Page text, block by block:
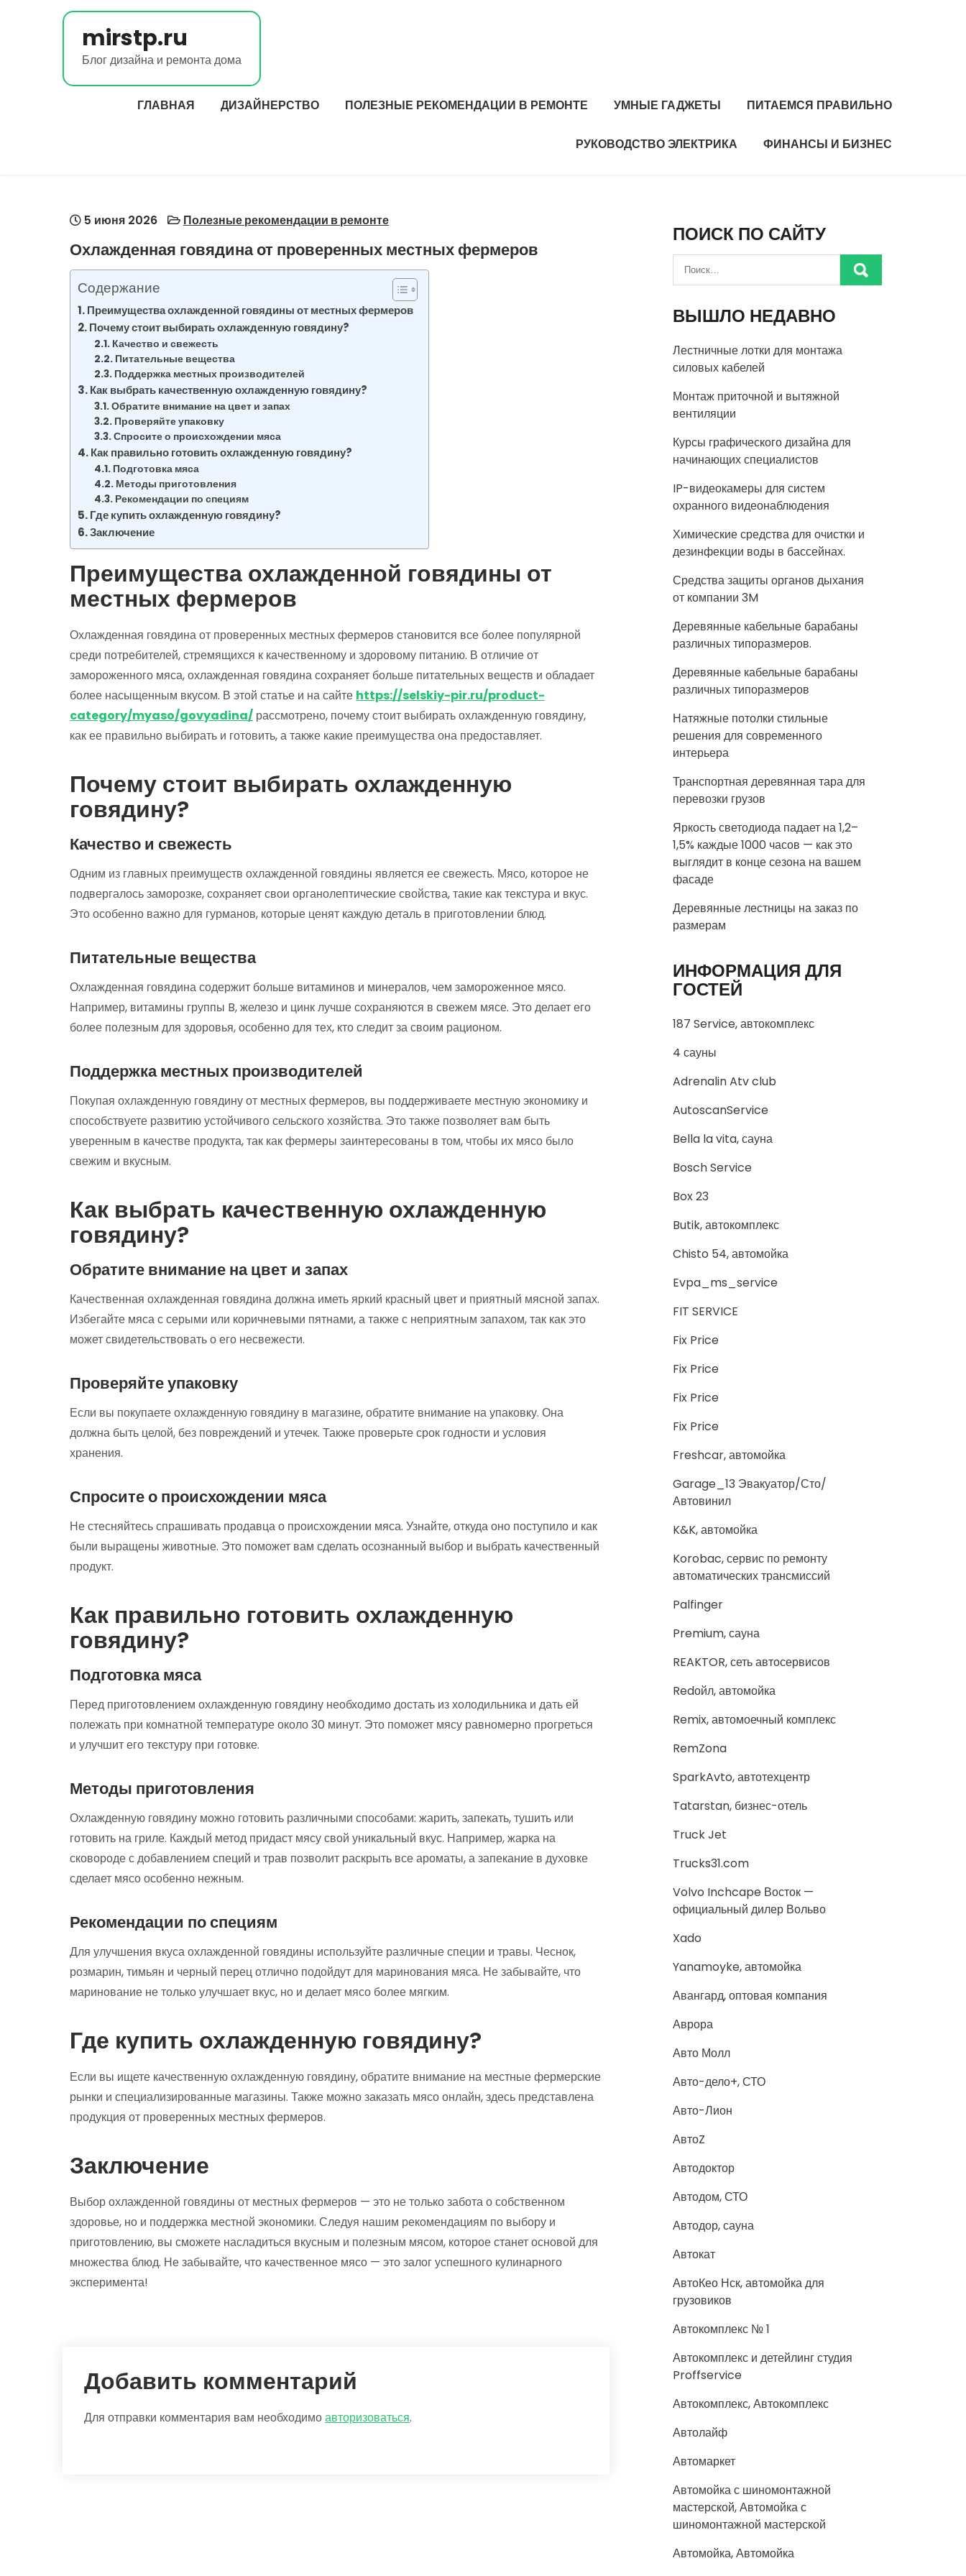
mirstp.ru
Блог дизайна и ремонта дома
ГЛАВНАЯ ДИЗАЙНЕРСТВО ПОЛЕЗНЫЕ РЕКОМЕНДАЦИИ В РЕМОНТЕ УМНЫЕ ГАДЖЕТЫ ПИТАЕМСЯ ПРАВИЛЬНО
РУКОВОДСТВО ЭЛЕКТРИКА ФИНАНСЫ И БИЗНЕС
5 июня 2026 Полезные рекомендации в ремонте
Охлажденная говядина от проверенных местных фермеров
Содержание
Преимущества охлажденной говядины от местных фермеров
Почему стоит выбирать охлажденную говядину?
Качество и свежесть
Питательные вещества
Поддержка местных производителей
Как выбрать качественную охлажденную говядину?
Обратите внимание на цвет и запах
Проверяйте упаковку
Спросите о происхождении мяса
Как правильно готовить охлажденную говядину?
Подготовка мяса
Методы приготовления
Рекомендации по специям
Где купить охлажденную говядину?
Заключение
Преимущества охлажденной говядины от
местных фермеров
Охлажденная говядина от проверенных местных фермеров становится все более популярной
среди потребителей, стремящихся к качественному и здоровому питанию. В отличие от
замороженного мяса, охлажденная говядина сохраняет больше питательных веществ и обладает
более насыщенным вкусом. В этой статье и на сайте https://selskiy-pir.ru/product-
category/myaso/govyadina/ рассмотрено, почему стоит выбирать охлажденную говядину,
как ее правильно выбирать и готовить, а также какие преимущества она предоставляет.
Почему стоит выбирать охлажденную
говядину?
Качество и свежесть
Одним из главных преимуществ охлажденной говядины является ее свежесть. Мясо, которое не
подвергалось заморозке, сохраняет свои органолептические свойства, такие как текстура и вкус.
Это особенно важно для гурманов, которые ценят каждую деталь в приготовлении блюд.
Питательные вещества
Охлажденная говядина содержит больше витаминов и минералов, чем замороженное мясо.
Например, витамины группы B, железо и цинк лучше сохраняются в свежем мясе. Это делает его
более полезным для здоровья, особенно для тех, кто следит за своим рационом.
Поддержка местных производителей
Покупая охлажденную говядину от местных фермеров, вы поддерживаете местную экономику и
способствуете развитию устойчивого сельского хозяйства. Это также позволяет вам быть
уверенным в качестве продукта, так как фермеры заинтересованы в том, чтобы их мясо было
свежим и вкусным.
Как выбрать качественную охлажденную
говядину?
Обратите внимание на цвет и запах
Качественная охлажденная говядина должна иметь яркий красный цвет и приятный мясной запах.
Избегайте мяса с серыми или коричневыми пятнами, а также с неприятным запахом, так как это
может свидетельствовать о его несвежести.
Проверяйте упаковку
Если вы покупаете охлажденную говядину в магазине, обратите внимание на упаковку. Она
должна быть целой, без повреждений и утечек. Также проверьте срок годности и условия
хранения.
Спросите о происхождении мяса
Не стесняйтесь спрашивать продавца о происхождении мяса. Узнайте, откуда оно поступило и как
были выращены животные. Это поможет вам сделать осознанный выбор и выбрать качественный
продукт.
Как правильно готовить охлажденную
говядину?
Подготовка мяса
Перед приготовлением охлажденную говядину необходимо достать из холодильника и дать ей
полежать при комнатной температуре около 30 минут. Это поможет мясу равномерно прогреться
и улучшит его текстуру при готовке.
Методы приготовления
Охлажденную говядину можно готовить различными способами: жарить, запекать, тушить или
готовить на гриле. Каждый метод придаст мясу свой уникальный вкус. Например, жарка на
сковороде с добавлением специй и трав позволит раскрыть все ароматы, а запекание в духовке
сделает мясо особенно нежным.
Рекомендации по специям
Для улучшения вкуса охлажденной говядины используйте различные специи и травы. Чеснок,
розмарин, тимьян и черный перец отлично подойдут для маринования мяса. Не забывайте, что
маринование не только улучшает вкус, но и делает мясо более мягким.
Где купить охлажденную говядину?
Если вы ищете качественную охлажденную говядину, обратите внимание на местные фермерские
рынки и специализированные магазины. Также можно заказать мясо онлайн, здесь представлена
продукция от проверенных местных фермеров.
Заключение
Выбор охлажденной говядины от местных фермеров — это не только забота о собственном
здоровье, но и поддержка местной экономики. Следуя нашим рекомендациям по выбору и
приготовлению, вы сможете насладиться вкусным и полезным мясом, которое станет основой для
множества блюд. Не забывайте, что качественное мясо — это залог успешного кулинарного
эксперимента!
Добавить комментарий
Для отправки комментария вам необходимоавторизоваться.
ПОИСК ПО САЙТУ
ВЫШЛО НЕДАВНО
Лестничные лотки для монтажа
силовых кабелей
Монтаж приточной и вытяжной
вентиляции
Курсы графического дизайна для
начинающих специалистов
IP-видеокамеры для систем
охранного видеонаблюдения
Химические средства для очистки и
дезинфекции воды в бассейнах.
Средства защиты органов дыхания
от компании 3M
Деревянные кабельные барабаны
различных типоразмеров.
Деревянные кабельные барабаны
различных типоразмеров
Натяжные потолки стильные
решения для современного
интерьера
Транспортная деревянная тара для
перевозки грузов
Яркость светодиода падает на 1,2–
1,5% каждые 1000 часов — как это
выглядит в конце сезона на вашем
фасаде
Деревянные лестницы на заказ по
размерам
ИНФОРМАЦИЯ ДЛЯ
ГОСТЕЙ
187 Service, автокомплекс
4 сауны
Adrenalin Atv club
AutoscanService
Bella la vita, сауна
Bosch Service
Box 23
Butik, автокомплекс
Chisto 54, автомойка
Evpa_ms_service
FIT SERVICE
Fix Price
Fix Price
Fix Price
Fix Price
Freshcar, автомойка
Garage_13 Эвакуатор/Сто/
Автовинил
K&K, автомойка
Korobac, сервис по ремонту
автоматических трансмиссий
Palfinger
Premium, сауна
REAKTOR, сеть автосервисов
Redойл, автомойка
Remix, автомоечный комплекс
RemZona
SparkAvto, автотехцентр
Tatarstan, бизнес-отель
Truck Jet
Trucks31.com
Volvo Inchcape Восток —
официальный дилер Вольво
Xado
Yanamoyke, автомойка
Авангард, оптовая компания
Аврора
Авто Молл
Авто-дело+, СТО
Авто-Лион
АвтоZ
Автодоктор
Автодом, СТО
Автодор, сауна
Автокат
АвтоКео Нск, автомойка для
грузовиков
Автокомплекс № 1
Автокомплекс и детейлинг студия
Proffservice
Автокомплекс, Автокомплекс
Автолайф
Автомаркет
Автомойка с шиномонтажной
мастерской, Автомойка с
шиномонтажной мастерской
Автомойка, Автомойка